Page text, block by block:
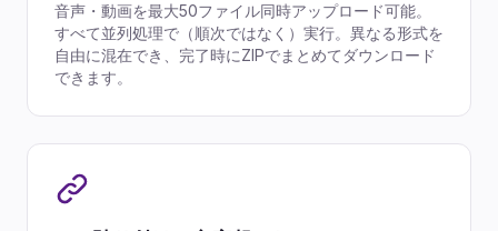
音声・動画を最大50ファイル同時アップロード可能。
すべて並列処理で（順次ではなく）実行。異なる形式を
自由に混在でき、完了時にZIPでまとめてダウンロード
できます。